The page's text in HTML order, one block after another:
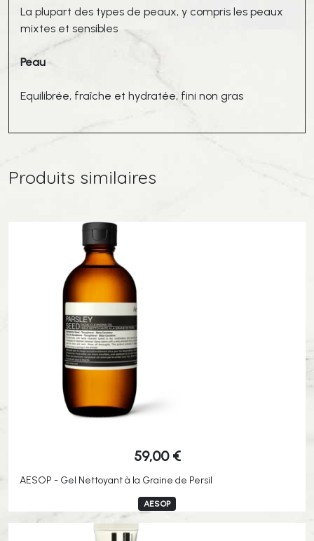
La plupart des types de peaux, y compris les peaux
mixtes et sensibles
Peau
Equilibrée, fraîche et hydratée, fini non gras
Produits similaires
59,00 €
AESOP - Gel Nettoyant à la Graine de Persil
AESOP